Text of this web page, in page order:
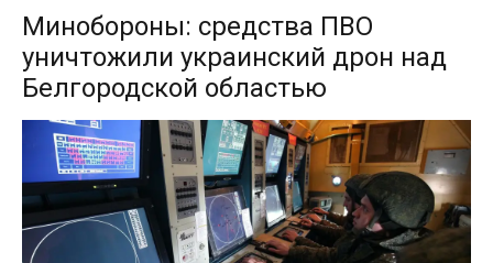
Минобороны: средства ПВО
уничтожили украинский дрон над
Белгородской областью